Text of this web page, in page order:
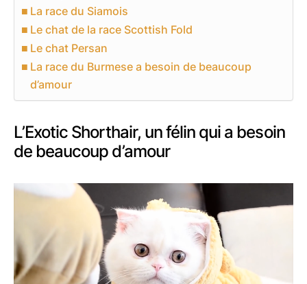
La race du Siamois
Le chat de la race Scottish Fold
Le chat Persan
La race du Burmese a besoin de beaucoup
d’amour
L’Exotic Shorthair, un félin qui a besoin
de beaucoup d’amour